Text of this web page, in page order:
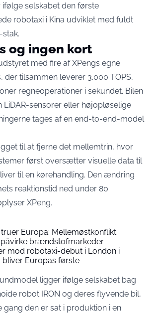
ifølge selskabet den første
robotaxi i Kina udviklet med fuldt
og ingen kort
med fire af XPengs egne
der tilsammen leverer 3.000 TOPS,
regneoperationer i sekundet. Bilen
LiDAR-sensorer eller højopløselige
tages af en end-to-end-model
til at fjerne det mellemtrin, hvor
først oversætter visuelle data til
til en kørehandling. Den ændring
reaktionstid ned under 80
XPeng.
Europa: Mellemøstkonflikt
brændstofmarkeder
mod robotaxi-debut i London i
bliver Europas første
ligger ifølge selskabet bag
robot IRON og deres flyvende bil,
gang den er sat i produktion i en